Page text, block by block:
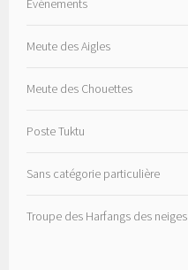
Événements
Meute des Aigles
Meute des Chouettes
Poste Tuktu
Sans catégorie particulière
Troupe des Harfangs des neiges